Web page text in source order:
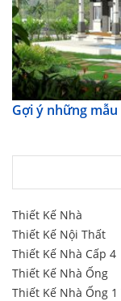
Gợi ý những
Thiết Kế Nhà
Thiết Kế Nội Thất
Thiết Kế Nhà Cấp 4
Thiết Kế Nhà Ống
Thiết Kế Nhà Ống 1